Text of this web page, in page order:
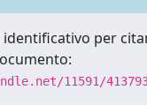
per
11591/